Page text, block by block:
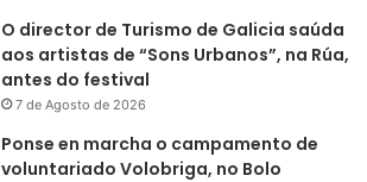
O director de Turismo de Galicia saúda
aos artistas de “Sons Urbanos”, na Rúa,
antes do festival
7 de Agosto de 2026
Ponse en marcha o campamento de
voluntariado Volobriga, no Bolo